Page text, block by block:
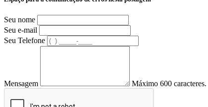
Seu nome
Seu e-mail
Seu Telefone
Mensagem Máximo 600 caracteres.